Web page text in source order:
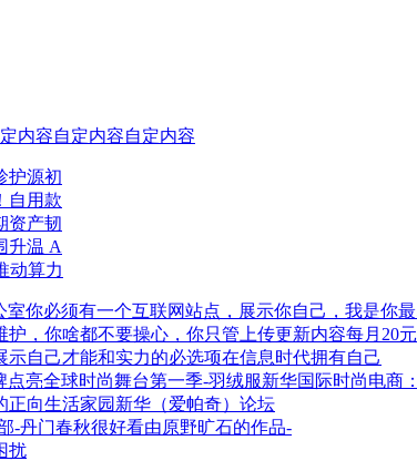
内容自定内容自定内容
护源初
自用款
资产韧
升温 A
动算力
每月20
在信息时代拥有自己
新华国际时尚电商：
新华（爱帕奇）论坛
由原野旷石的作品-
扰